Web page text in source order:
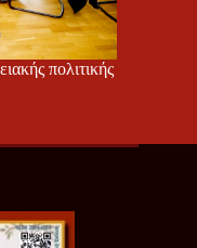
πολιτικής